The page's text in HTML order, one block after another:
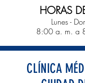
HORAS
Lunes -
8:00 a. m. a
CLÍNICA